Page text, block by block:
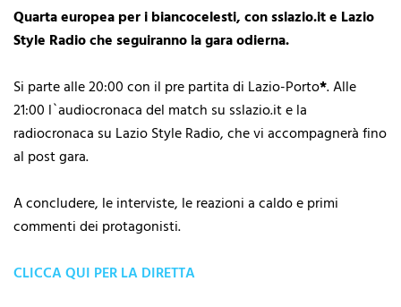
Quarta europea per i biancocelesti, con sslazio.it e Lazio
Style Radio che seguiranno la gara odierna.
Si parte alle 20:00 con il pre partita di Lazio-Porto*. Alle
21:00 l`audiocronaca del match su sslazio.it e la
radiocronaca su Lazio Style Radio, che vi accompagnerà fino
al post gara.
A concludere, le interviste, le reazioni a caldo e primi
commenti dei protagonisti.
CLICCA QUI PER LA DIRETTA